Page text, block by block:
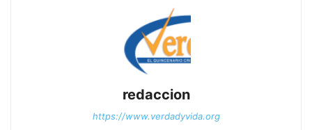
redaccion
https://www.verdadyvida.org